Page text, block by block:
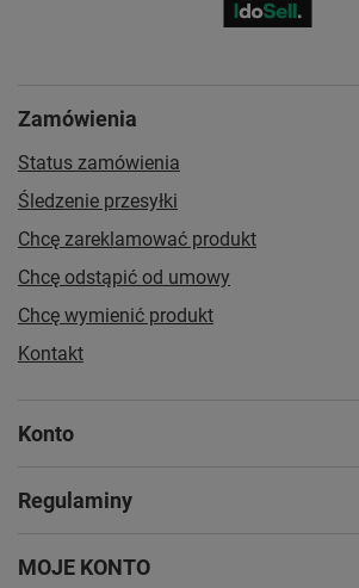
Zamówienia
Status zamówienia
Śledzenie przesyłki
Chcę zareklamować produkt
Chcę odstąpić od umowy
Chcę wymienić produkt
Kontakt
Konto
Regulaminy
MOJE KONTO